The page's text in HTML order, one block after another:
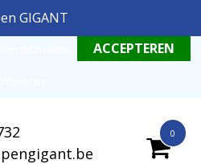
GIGANT
0
geldende omgang productinformatie